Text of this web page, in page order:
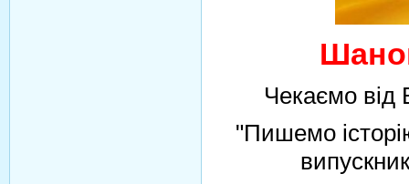
Чекаємо від
"Пишемо